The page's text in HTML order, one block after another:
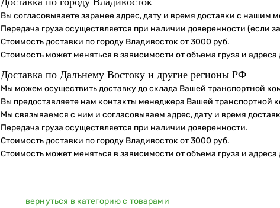
Вы согласовываете заранее адрес, дату и время доставки с нашим
Передача груза осуществляется при наличии доверенности (если
Стоимость доставки по городу Владивосток от 3000 руб.
Стоимость может меняться в зависимости от объема груза и адреса
Доставка по Дальнему Востоку и другие регионы РФ
Мы можем осуществить доставку до склада Вашей транспортной
Вы предоставляете нам контакты менеджера Вашей транспортной
Мы связываемся с ним и согласовываем адрес, дату и время
Передача груза осуществляется при наличии доверенности.
Стоимость доставки по городу Владивосток от 3000 руб.
Стоимость может меняться в зависимости от объема груза и адреса
вернуться в категорию с товарами